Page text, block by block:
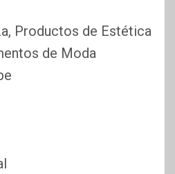
Productos de Estética
de Moda